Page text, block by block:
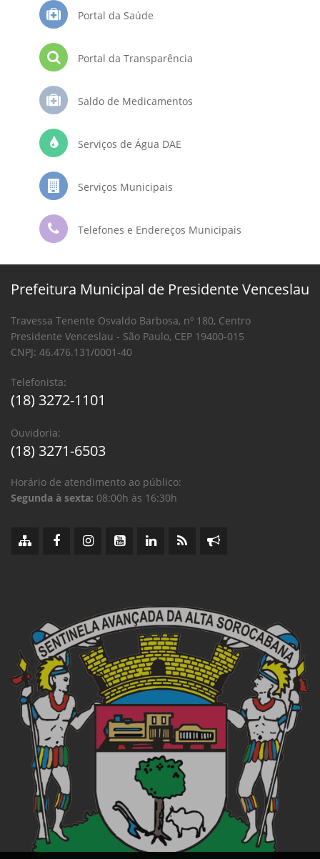
Portal da Saúde
Portal da Transparência
Saldo de Medicamentos
Serviços de Água DAE
Serviços Municipais
Telefones e Endereços Municipais
Prefeitura Municipal de Presidente Venceslau
Travessa Tenente Osvaldo Barbosa, nº 180, Centro
Presidente Venceslau - São Paulo, CEP 19400-015
CNPJ: 46.476.131/0001-40
Telefonista:
(18) 3272-1101
Ouvidoria:
(18) 3271-6503
Horário de atendimento ao público:
Segunda à sexta: 08:00h às 16:30h